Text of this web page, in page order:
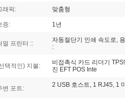
래픽: 맞춤형
증: 1년
멀 프린터 ::
자동절단기 인쇄 속도로,
:
택적인) 지불:
비접촉식 카드 리더기
진 EFT POS Inte
변 포트: 2 USB 호스트, 1 RJ45, 1